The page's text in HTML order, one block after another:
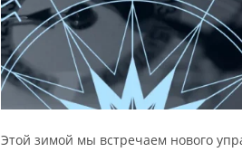
Этой зимой мы встречаем нового